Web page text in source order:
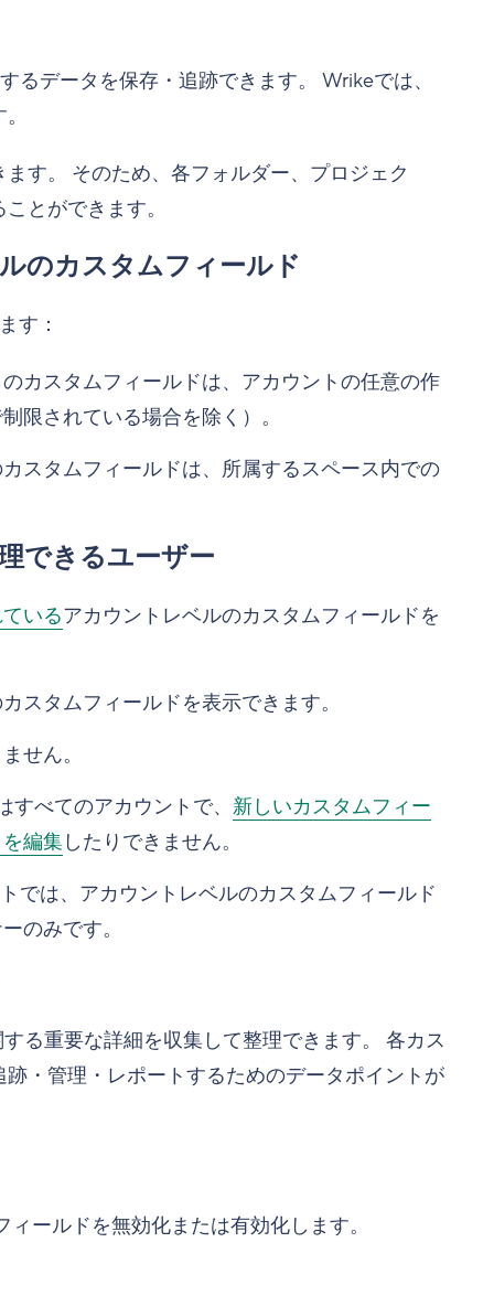
データを保存・追跡できます。 Wrikeでは、
す。 そのため、各フォルダー、プロジェク
とができます。
のカスタムフィールド
す：
カスタムフィールドは、アカウントの任意の作
限されている場合を除く）。
カスタムフィールドは、所属するスペース内での
できるユーザー
いるアカウントレベルのカスタムフィールドを
スタムフィールドを表示できます。
せん。
すべてのアカウントで、 新しいカスタムフィー
編集したりできません。
では、アカウントレベルのカスタムフィールド
のみです。
る重要な詳細を収集して整理できます。 各カス
・管理・レポートするためのデータポイントが
ールドを無効化または有効化します。